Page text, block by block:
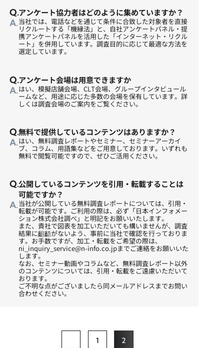
アンケート協力者はどのように集めていますか？
当社では、電話などを通じて条件に合致した対象者を直接
リクルートする「機縁法」と、自社アンケートパネル・提
携アンケートパネルを活用した「インターネット・リクル
ート」を併用しています。調査目的に応じて最適な方法を
選定しています。
アンケート会場は用意できますか
はい、模擬店舗会場、CLT会場、グループインタビュール
ームなど、用途に応じた多数の会場を保有しています。詳
しくは調査会場のご案内をご覧ください。
無料で提供しているコンテンツはありますか？
はい、 無料調査レポートやセミナー、 セミナーアーカイ
ブ、 コラム、 用語集などをご用意しております。いずれも
無料で閲覧可能ですので、ぜひご活用ください。
公開しているコンテンツを引用・転載することは
可能ですか？
当社が公開している無料調査レポートについては、引用・
転載が可能です。ご利用の際は、必ず「日本インフォメー
ション株式会社調べ」と明記をお願いいたします。
また、貴社で図表を加工いただいても構いませんが、調査
結果に齟齬がないよう、事前に当社で確認を行っておりま
す。お手数ですが、加工・転載をご希望の際は、
ni_inquiry_service@n-info.co.jpまでご連絡をお願いいた
します。
なお、セミナー動画やコラムなど、無料調査レポート以外
のコンテンツについては、引用・転載をご遠慮いただいて
おります。
ご不明な点がございましたら同メールアドレスまでお問い
合わせください。
1 2